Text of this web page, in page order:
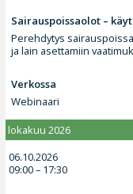
Sairauspoissaolot –
Perehdytys
ja lain asettamiin
Verkossa
Webinaari
lokakuu 2026
06.10.2026
09:00 – 17:30